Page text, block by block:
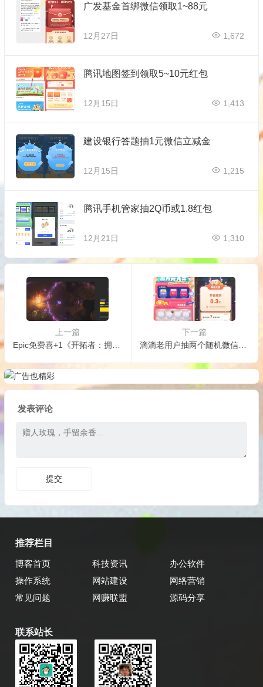
广发基金首绑微信领取1~88元
12月27日 1,672
腾讯地图签到领取5~10元红包
12月15日 1,413
建设银行答题抽1元微信立减金
12月15日 1,215
腾讯手机管家抽2Q币或1.8红包
12月21日 1,310
上一篇
下一篇
滴滴老用户抽两个随机微信红包
发表评论
推荐栏目
博客首页 科技资讯
办公软件
操作系统
网站建设
网络营销
常见问题
网赚联盟 源码分享
联系站长